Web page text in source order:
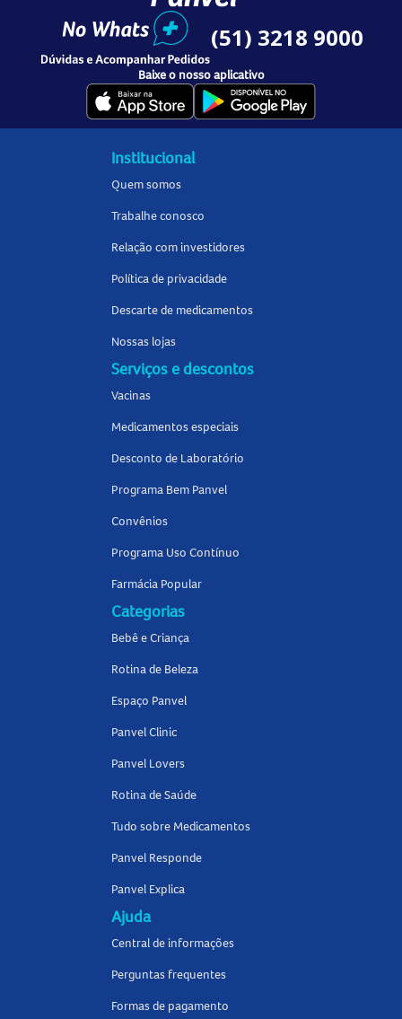
(51) 3218 9000
Baixe o nosso aplicativo
Institucional
Quem somos
Trabalhe conosco
Relação com investidores
Política de privacidade
Descarte de medicamentos
Nossas lojas
Serviços e descontos
Vacinas
Medicamentos especiais
Desconto de Laboratório
Programa Bem Panvel
Convênios
Programa Uso Contínuo
Farmácia Popular
Categorias
Bebê e Criança
Rotina de Beleza
Espaço Panvel
Panvel Clinic
Panvel Lovers
Rotina de Saúde
Tudo sobre Medicamentos
Panvel Responde
Panvel Explica
Ajuda
Central de informações
Perguntas frequentes
Formas de pagamento